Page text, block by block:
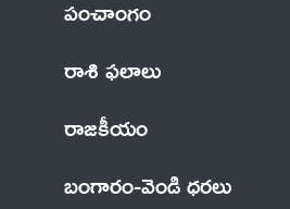
పంచాంగం
రాశి ఫలాలు
రాజకీయం
బంగారం-వెండి ధరలు